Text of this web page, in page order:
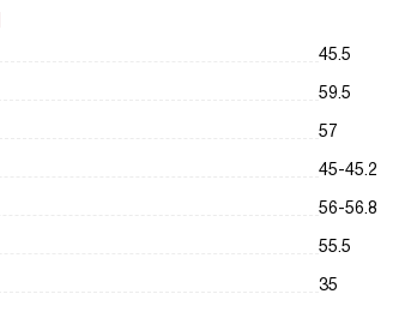
45.5
59.5
57
45-45.2
56-56.8
55.5
35